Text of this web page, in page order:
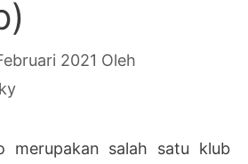
2021 Oleh
merupakan salah satu klub